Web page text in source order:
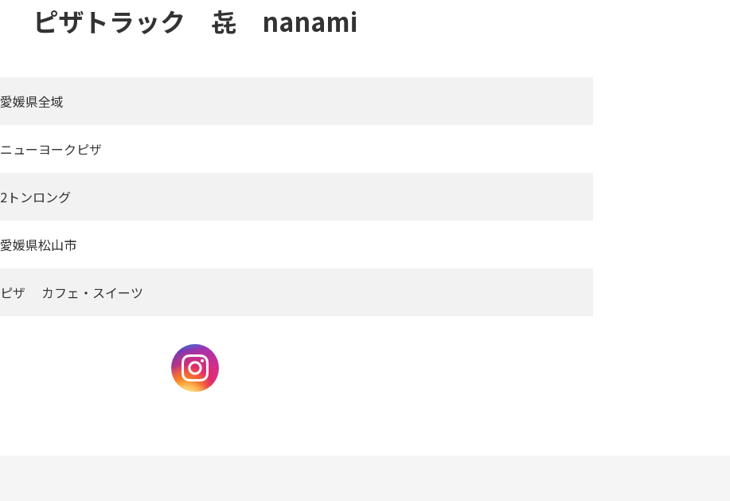
ピザトラック 㐂 nanami
愛媛県全域
ニューヨークピザ
2トンロング
愛媛県松山市
ピザ カフェ・スイーツ